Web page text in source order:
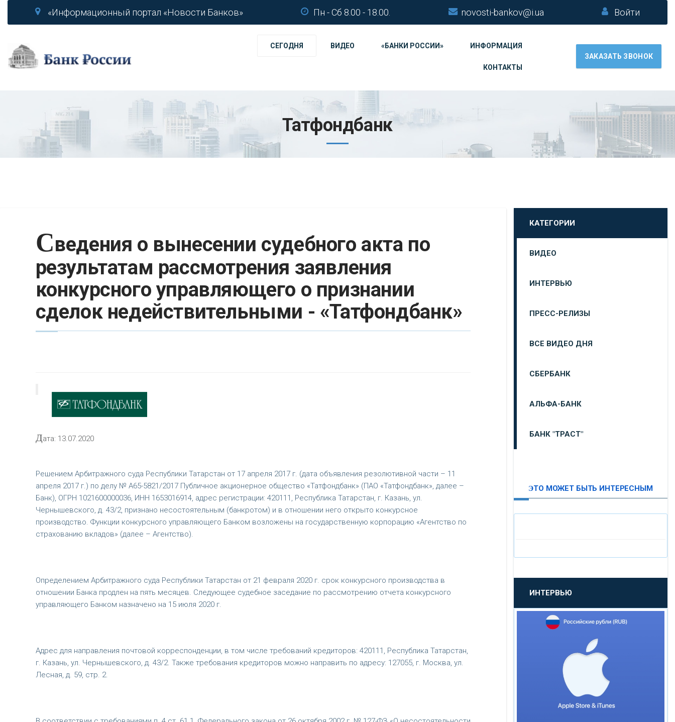
«Информационный портал «Новости Банков» Пн - Сб 8.00 - 18.00. novosti-bankov@i.ua Войти
СЕГОДНЯ ВИДЕО «БАНКИ РОССИИ» ИНФОРМАЦИЯ
КОНТАКТЫ
ЗАКАЗАТЬ ЗВОНОК
Татфондбанк
Сведения о вынесении судебного акта по
результатам рассмотрения заявления
конкурсного управляющего о признании
сделок недействительными - «Татфондбанк»
Дата: 13.07.2020
Решением Арбитражного суда Республики Татарстан от 17 апреля 2017 г. (дата объявления резолютивной части – 11
апреля 2017 г.) по делу № А65-5821/2017 Публичное акционерное общество «Татфондбанк» (ПАО «Татфондбанк», далее –
Банк), ОГРН 1021600000036, ИНН 1653016914, адрес регистрации: 420111, Республика Татарстан, г. Казань, ул.
Чернышевского, д. 43/2, признано несостоятельным (банкротом) и в отношении него открыто конкурсное
производство. Функции конкурсного управляющего Банком возложены на государственную корпорацию «Агентство по
страхованию вкладов» (далее – Агентство).
Определением Арбитражного суда Республики Татарстан от 21 февраля 2020 г. срок конкурсного производства в
отношении Банка продлен на пять месяцев. Следующее судебное заседание по рассмотрению отчета конкурсного
управляющего Банком назначено на 15 июля 2020 г.
Адрес для направления почтовой корреспонденции, в том числе требований кредиторов: 420111, Республика Татарстан,
г. Казань, ул. Чернышевского, д. 43/2. Также требования кредиторов можно направить по адресу: 127055, г. Москва, ул.
Лесная, д. 59, стр. 2.
КАТЕГОРИИ
ВИДЕО
ИНТЕРВЬЮ
ПРЕСС-РЕЛИЗЫ
ВСЕ ВИДЕО ДНЯ
СБЕРБАНК
АЛЬФА-БАНК
БАНК "ТРАСТ"
«ПРОМСВЯЗЬБАНК»
«НОВИКОМБАНК»
«СМП БАНК»
«ВНЕШПРОМБАНК»
ЭТО МОЖЕТ БЫТЬ ИНТЕРЕСНЫМ
ИНТЕРВЬЮ